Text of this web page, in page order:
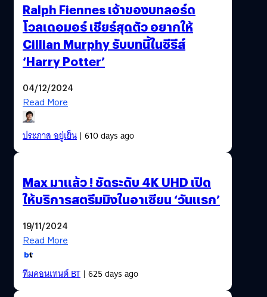
Ralph Fiennes เจ้าของบทลอร์ด
โวลเดอมอร์ เชียร์สุดตัว อยากให้
Cillian Murphy รับบทนี้ในซีรีส์
‘Harry Potter’
04/12/2024
Read More
ประภาส อยู่เย็น| 610 days ago
Max มาแล้ว ! ชัดระดับ 4K UHD เปิด
ให้บริการสตรีมมิงในอาเซียน ‘วันแรก’
19/11/2024
Read More
ทีมคอนเทนต์ BT| 625 days ago